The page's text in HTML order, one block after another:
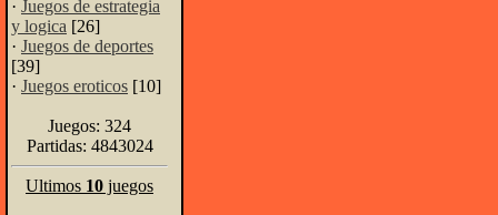
· Juegos de estrategia
y logica [26]
· Juegos de deportes
[39]
· Juegos eroticos [10]
Juegos: 324
Partidas: 4843024
Ultimos 10 juegos